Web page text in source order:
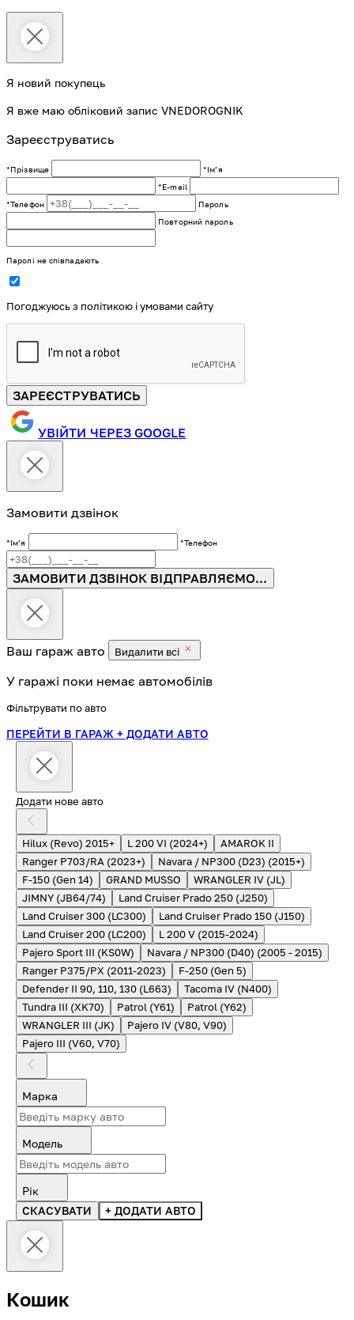
Я новий покупець
Я вже маю обліковий запис VNEDOROGNIK
Зареєструватись
*Прізвище
*Імʼя
*E-mail
*Телефон
Пароль
Повторний пароль
Паролі не співпадають
Погоджуюсь з політикою і умовами сайту
ЗАРЕЄСТРУВАТИСЬ
УВІЙТИ ЧЕРЕЗ GOOGLE
Замовити дзвінок
*Імʼя *Телефон
ЗАМОВИТИ ДЗВІНОК ВІДПРАВЛЯЄМО...
Ваш гараж авто Видалити всі
У гаражі поки немає автомобілів
Фільтрувати по авто
ПЕРЕЙТИ В ГАРАЖ + ДОДАТИ АВТО
Додати нове авто
Hilux (Revo) 2015+ L 200 VI (2024+)
AMAROK II
Ranger P703/RA (2023+)
Navara / NP300 (D23) (2015+)
F-150 (Gen 14)
GRAND MUSSO
WRANGLER IV (JL)
JIMNY (JB64/74)
Land Cruiser Prado 250 (J250)
Land Cruiser 300 (LC300)
Land Cruiser Prado 150 (J150)
Land Cruiser 200 (LC200)
L 200 V (2015-2024)
Pajero Sport III (KS0W)
Navara / NP300 (D40) (2005 - 2015)
Ranger P375/PX (2011-2023)
F-250 (Gen 5)
Defender II 90, 110, 130 (L663)
Tacoma IV (N400)
Tundra III (XK70)
Patrol (Y61)
Patrol (Y62)
WRANGLER III (JK)
Pajero IV (V80, V90)
Pajero III (V60, V70)
Марка
Модель
Рік
СКАСУВАТИ
+ ДОДАТИ АВТО
Кошик